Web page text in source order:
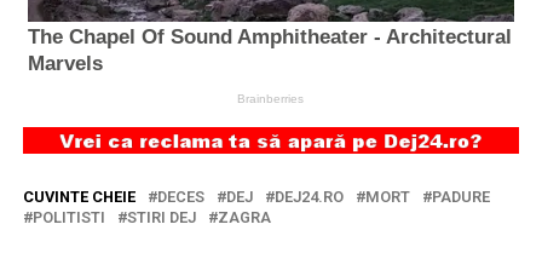
CUVINTE CHEIE DECES DEJ DEJ24.RO MORT
PADURE
POLITISTI
STIRI DEJ ZAGRA